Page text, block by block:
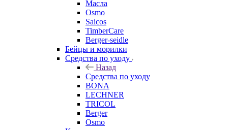
Масла
Osmo
Saicos
TimberCare
Berger-seidle
Бейцы и морилки
Средства по уходу
Назад
Средства по уходу
BONA
LECHNER
TRICOL
Berger
Osmo